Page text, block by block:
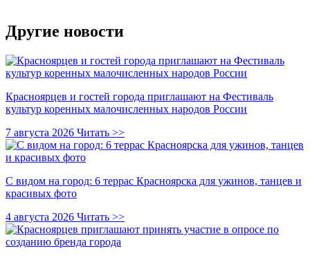
Другие новости
Красноярцев и гостей города приглашают на Фестиваль
культур коренных малочисленных народов России
7 августа 2026 Читать >>
С видом на город: 6 террас Красноярска для ужинов, танцев и
красивых фото
4 августа 2026 Читать >>